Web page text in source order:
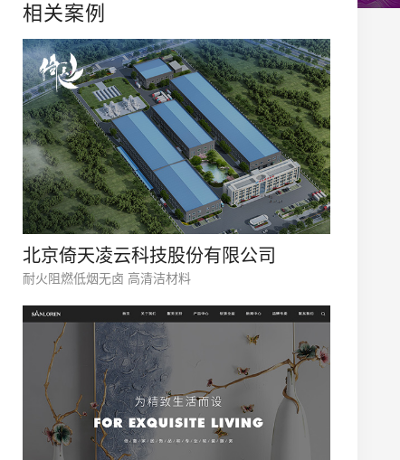
相关案例
北京倚天凌云科技股份有限公司
耐火阻燃低烟无卤 高清洁材料